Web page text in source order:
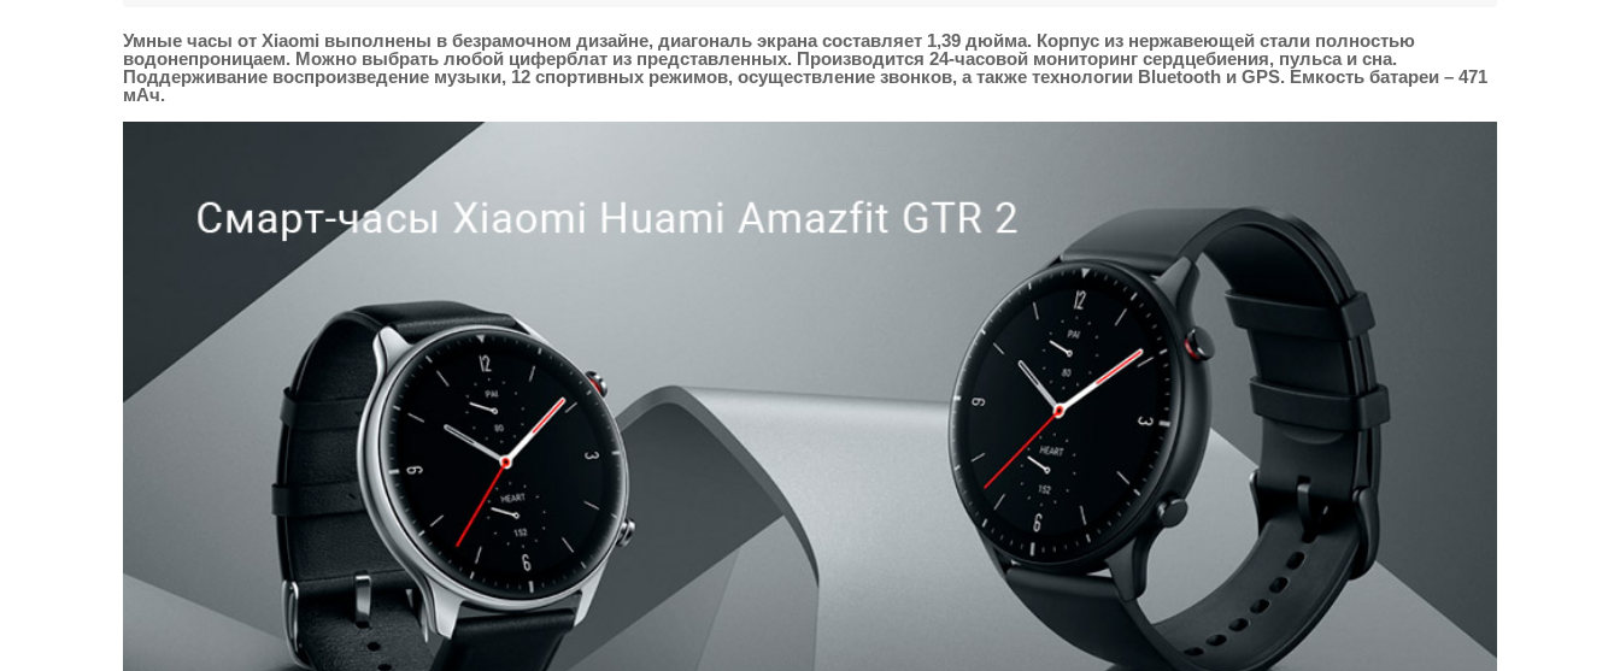
Умные часы от Xiaomi выполнены в безрамочном дизайне, диагональ экрана составляет 1,39 дюйма. Корпус из нержавеющей стали полностью
водонепроницаем. Можно выбрать любой циферблат из представленных. Производится 24-часовой мониторинг сердцебиения, пульса и сна.
Поддерживание воспроизведение музыки, 12 спортивных режимов, осуществление звонков, а также технологии Bluetooth и GPS. Емкость батареи – 471
мАч.